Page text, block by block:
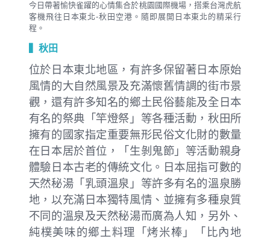
今日帶著愉快雀躍的心情集合於桃園國際機場，搭乘台灣虎航
客機飛往日本東北-秋田空港。隨即展開日本東北的精采行
程。
▍秋田
位於日本東北地區，有許多保留著日本原始
風情的大自然風景及充滿懷舊情調的街市景
觀，還有許多知名的鄉土民俗藝能及全日本
有名的祭典「竿燈祭」等各種活動，秋田所
擁有的國家指定重要無形民俗文化財的數量
在日本居於首位，「生剝鬼節」等活動親身
體驗日本古老的傳統文化。日本屈指可數的
天然秘湯「乳頭溫泉」等許多有名的溫泉勝
地，以充滿日本獨特風情、並擁有多種泉質
不同的溫泉及天然秘湯而廣為人知，另外、
純樸美味的鄉土料理「烤米棒」「比內地